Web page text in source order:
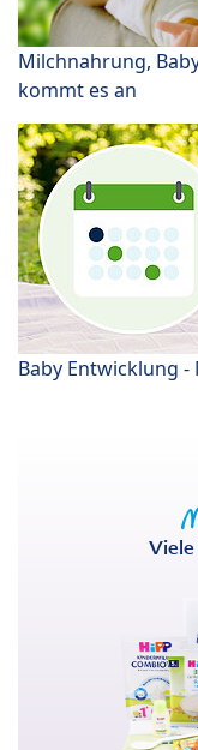
Milchnahrung,
kommt es an
Baby Entwicklung
Viele